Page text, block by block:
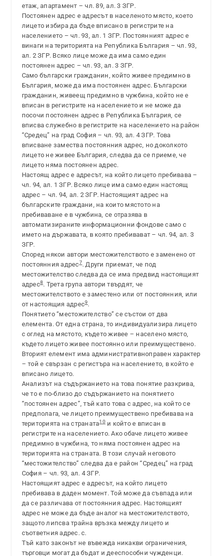
етаж, апартамент – чл. 89, ал. 3 ЗГР.
Постоянен адрес е адресът в населеното място, което
лицето избира да бъде вписано в регистрите на
населението – чл. 93, ал. 1 ЗГР. Постоянният адрес е
винаги на територията на Република България – чл. 93,
ал. 2 ЗГР. Всяко лице може да има само един
постоянен адрес – чл. 93, ал. 3 ЗГР.
Само български гражданин, който живее предимно в
България, може да има постоянен адрес. Български
гражданин, живеещ предимно в чужбина, който не е
вписан в регистрите на населението и не може да
посочи постоянен адрес в Република България, се
вписва служебно в регистрите на населението на район
“Средец” на град София – чл. 93, ал. 4 ЗГР. Това
вписване замества постоянния адрес, но доколкото
лицето не живее България, следва да се приеме, че
лицето няма постоянен адрес.
Настоящ адрес е адресът, на който лицето пребивава –
чл. 94, ал. 1 ЗГР. Всяко лице има само един настоящ
адрес – чл. 94, ал. 2 ЗГР. Настоящият адрес на
българските граждани, на които мястото на
пребиваване е в чужбина, се отразява в
автоматизираните информационни фондове само с
името на държавата, в която пребивават – чл. 94, ал. 3
ЗГР.
Според някои автори местожителството е заменено от
постоянния адрес7. Други приемат, че под
местожителство следва да се има предвид настоящият
адрес8. Трета група автори твърдят, че
местожителството е заместено или от постоянния, или
от настоящия адрес9.
Понятието “местожителство” се състои от два
елемента. От една страна, то индивидуализира лицето
с оглед на мястото, където живее – населено място,
където лицето живее постоянно или преимуществено.
Вторият елемент има административноправен характер
– той е свързан с регистъра на населението, в който е
вписано лицето.
Анализът на съдържанието на това понятие разкрива,
че то е по-близо до съдържанието на понятието
“постоянен адрес”, тъй като това с адрес, на който се
предполага, че лицето преимуществено пребивава на
територията на страната10и който е вписан в
регистрите на населението. Ако обаче лицето живее
предимно в чужбина, то няма постоянен адрес на
територията на страната. В този случай неговото
“местожителство” следва да е район “Средец” на град
София – чл. 93, ал. 4 ЗГР.
Настоящият адрес е адресът, на който лицето
пребивава в даден момент. Той може да съвпада или
да се различава от постоянния адрес. Настоящият
адрес не може да бъде аналог на местожителството,
защото липсва трайна връзка между лицето и
съответния адрес. с.
Тъй като законът не въвежда никакви ограничения,
търговци могат да бъдат и дееспособни чужденци.